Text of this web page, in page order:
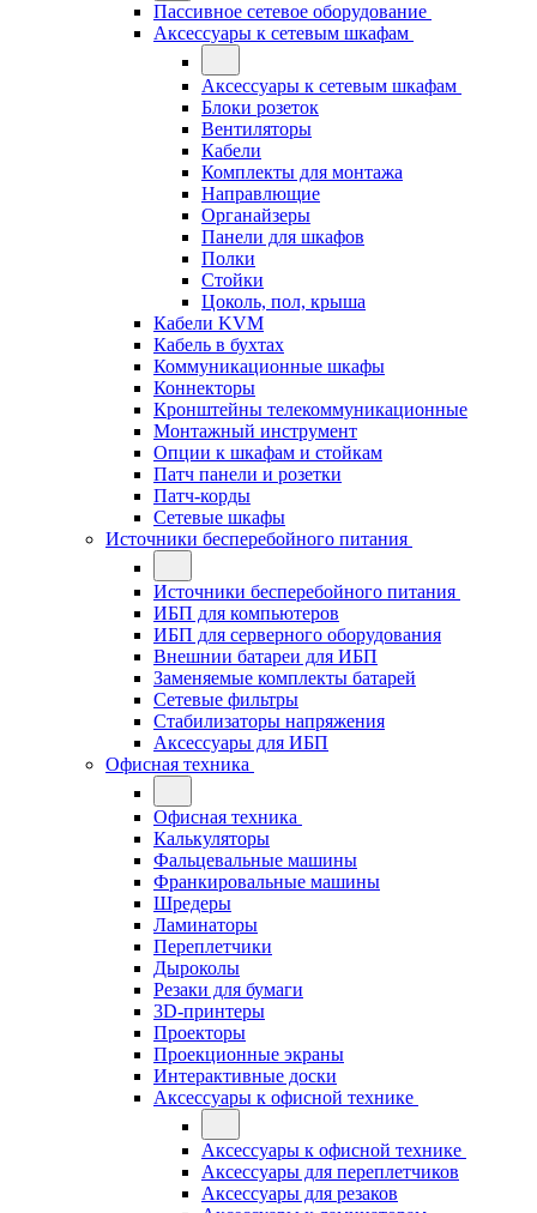
Пассивное сетевое оборудование
Аксессуары к сетевым шкафам
Аксессуары к сетевым шкафам
Блоки розеток
Вентиляторы
Кабели
Комплекты для монтажа
Направлющие
Органайзеры
Панели для шкафов
Полки
Стойки
Цоколь, пол, крыша
Кабели KVM
Кабель в бухтах
Коммуникационные шкафы
Коннекторы
Кронштейны телекоммуникационные
Монтажный инструмент
Опции к шкафам и стойкам
Патч панели и розетки
Патч-корды
Сетевые шкафы
Источники бесперебойного питания
Источники бесперебойного питания
ИБП для компьютеров
ИБП для серверного оборудования
Внешнии батареи для ИБП
Заменяемые комплекты батарей
Сетевые фильтры
Стабилизаторы напряжения
Аксессуары для ИБП
Офисная техника
Офисная техника
Калькуляторы
Фальцевальные машины
Франкировальные машины
Шредеры
Ламинаторы
Переплетчики
Дыроколы
Резаки для бумаги
3D-принтеры
Проекторы
Проекционные экраны
Интерактивные доски
Аксессуары к офисной технике
Аксессуары к офисной технике
Аксессуары для переплетчиков
Аксессуары для резаков